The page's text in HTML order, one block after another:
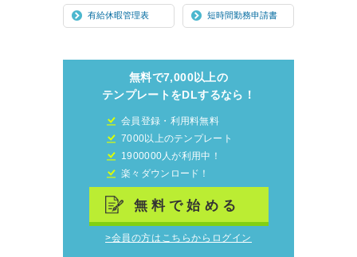
有給休暇管理表 短時間勤務申請書
無料で7,000以上の
テンプレートをDLするなら！
会員登録・利用料無料
7000以上のテンプレート
1900000人が利用中！
楽々ダウンロード！
無料で始める
>会員の方はこちらからログイン